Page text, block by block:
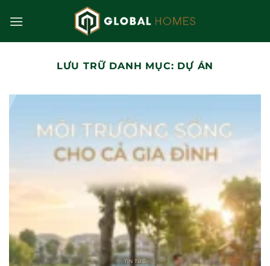
qua
LƯU TRỮ DANH MỤC: DỰ ÁN
TIN TỨC